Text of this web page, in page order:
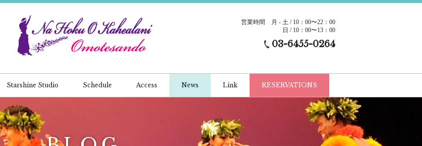
営業時間
月 - 土 / 10：00〜22：00
日 / 10：00〜13：00
03-6455-0264
Starshine Studio Schedule Access News Link RESERVATIONS